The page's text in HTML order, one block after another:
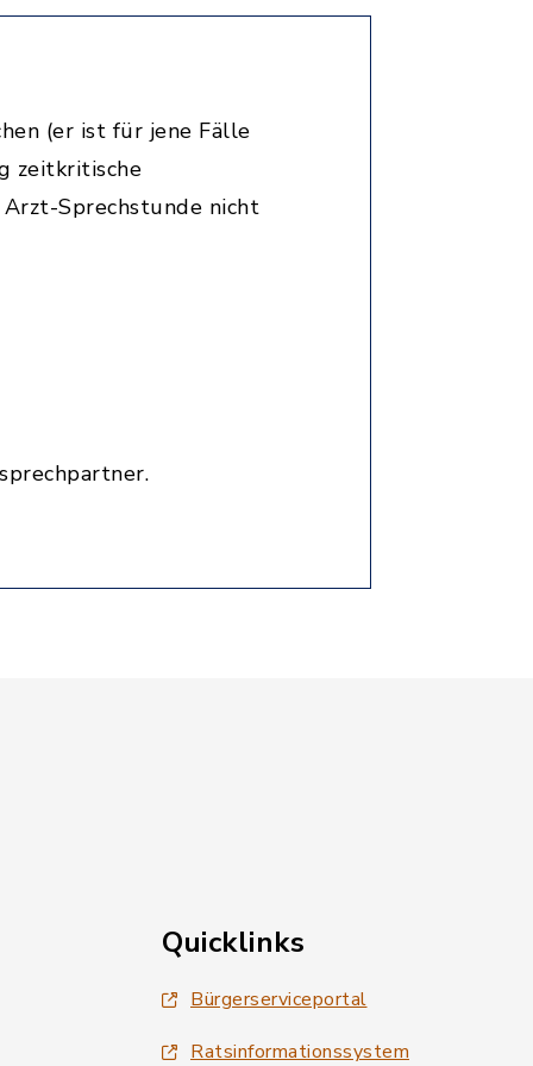
(er ist für jene Fälle
zeitkritische
Sprechstunde nicht
Quicklinks
Bürgerserviceportal
Ratsinformationssystem